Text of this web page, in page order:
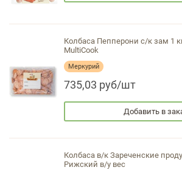
Колбаса Пепперони с/к зам 1
MultiCook
Меркурий
735,03 руб/шт
Добавить в
Колбаса в/к Зареченские
Рижский в/у вес